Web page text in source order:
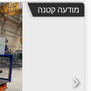
מודעה קטנה